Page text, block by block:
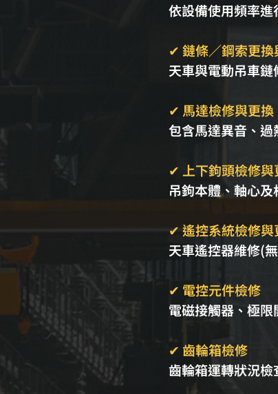
依設備使用頻率進
✔ 鏈條／鋼索更換
天車與電動吊車
✔ 馬達檢修與更換
包含馬達異音、過
✔ 上下鉤頭檢修與
吊鉤本體、軸心
✔ 遙控系統檢修與
天車遙控器維修(
✔ 電控元件檢修
電磁接觸器、極限
✔ 齒輪箱檢修
齒輪箱運轉狀況檢